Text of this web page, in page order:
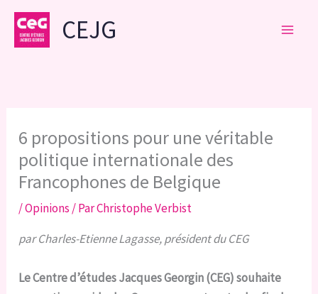
Aller
contenu
CEJG
6 propositions pour une véritable
politique internationale des
Francophones de Belgique
/Opinions / ParChristophe Verbist
par Charles-Etienne Lagasse, président du CEG
Le Centre d’études Jacques Georgin (CEG) souhaite